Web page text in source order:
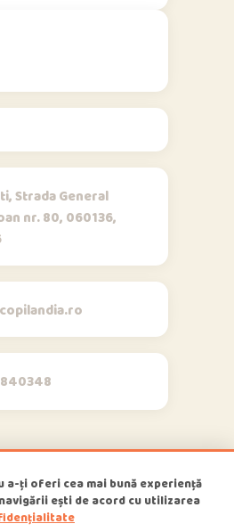
Strada General
nr. 80, 060136,
, All Rights
ți oferi cea mai bună experiență
ești de acord cu utilizarea
Bună!